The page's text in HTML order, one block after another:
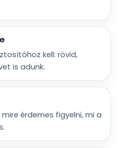
kell: rövid,
is adunk.
érdemes figyelni, mi a